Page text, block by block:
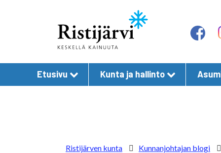
Etusivu Kunta ja hallinto
Ristijärven kunta Kunnanjohtajan blogi